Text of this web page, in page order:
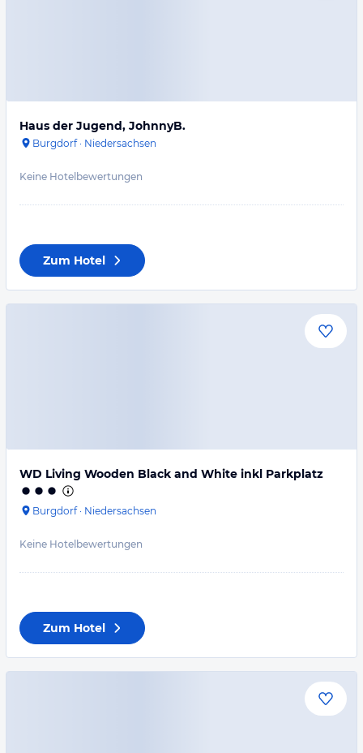
Haus der Jugend, JohnnyB.
Burgdorf· Niedersachsen
Keine Hotelbewertungen
Zum Hotel
WD Living Wooden Black and White inkl Parkplatz
Burgdorf· Niedersachsen
Keine Hotelbewertungen
Zum Hotel